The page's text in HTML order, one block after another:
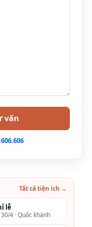
Bôi, Hòa Bình-
(VNĐ/
Tất cả tiện ích →
lễ
30/4 · Quốc khánh